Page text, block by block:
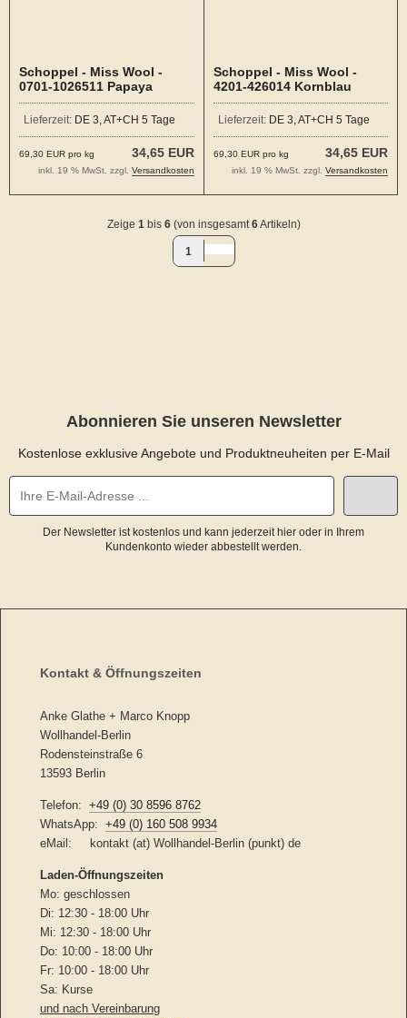
Schoppel - Miss Wool -
0701-1026511 Papaya
Lieferzeit: DE 3, AT+CH 5 Tage
34,65 EUR
69,30 EUR pro kg
inkl. 19 % MwSt. zzgl. Versandkosten
Schoppel - Miss Wool -
4201-426014 Kornblau
Lieferzeit: DE 3, AT+CH 5 Tage
34,65 EUR
69,30 EUR pro kg
inkl. 19 % MwSt. zzgl. Versandkosten
Zeige 1 bis 6(von insgesamt 6Artikeln)
1
Abonnieren Sie unseren Newsletter
Kostenlose exklusive Angebote und Produktneuheiten per E-Mail
Der Newsletter ist kostenlos und kann jederzeit hier oder in Ihrem
Kundenkonto wieder abbestellt werden.
Kontakt & Öffnungszeiten
Anke Glathe + Marco Knopp
Wollhandel-Berlin
Rodensteinstraße 6
13593 Berlin
Telefon: +49 (0) 30 8596 8762
WhatsApp: +49 (0) 160 508 9934
eMail: kontakt (at) Wollhandel-Berlin (punkt) de
Laden-Öffnungszeiten
Mo: geschlossen
Di: 12:30 - 18:00 Uhr
Mi: 12:30 - 18:00 Uhr
Do: 10:00 - 18:00 Uhr
Fr: 10:00 - 18:00 Uhr
Sa: Kurse
und nach Vereinbarung